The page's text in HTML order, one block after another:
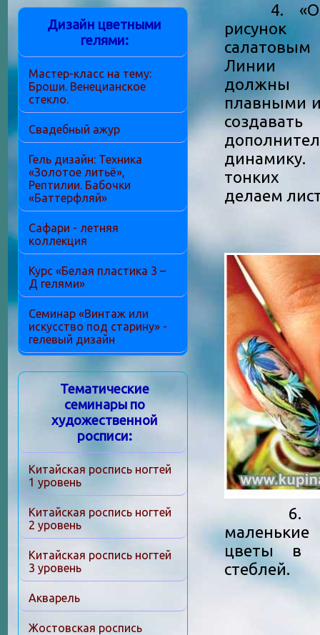
4.
Линии
плавными
создавать
динамику.
тонких
делаем
6.
цветы в
стеблей.
Дизайн цветными
гелями:
Мастер-класс на тему:
Броши. Венецианское
стекло.
Свадебный ажур
Гель дизайн: Техника
«Золотое литьё»,
Рептилии. Бабочки
«Баттерфляй»
Сафари - летняя
коллекция
Курс «Белая пластика 3 –
Д гелями»
Семинар «Винтаж или
искусство под старину» -
гелевый дизайн
Тематические
семинары по
художественной
росписи:
Китайская роспись ногтей
1 уровень
Китайская роспись ногтей
2 уровень
Китайская роспись ногтей
3 уровень
Акварель
Жостовская роспись